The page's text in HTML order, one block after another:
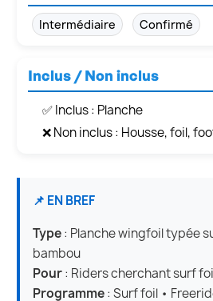
Intermédiaire Confirmé
Inclus / Non inclus
✅ Inclus : Planche
❌ Non inclus : Housse, foil,
📌 EN BREF
Type: Planche wingfoil typée
bambou
Pour: Riders cherchant surf
Programme: Surf foil •